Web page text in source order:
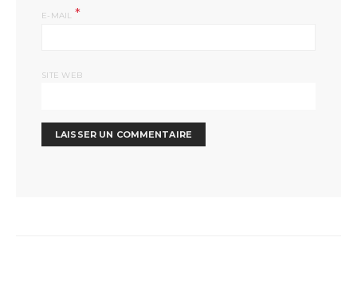
E-MAIL *
SITE WEB